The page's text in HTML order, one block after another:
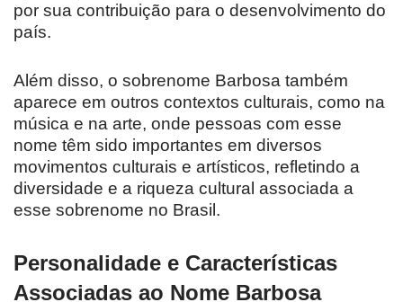
por sua contribuição para o desenvolvimento do
país.
Além disso, o sobrenome Barbosa também
aparece em outros contextos culturais, como na
música e na arte, onde pessoas com esse
nome têm sido importantes em diversos
movimentos culturais e artísticos, refletindo a
diversidade e a riqueza cultural associada a
esse sobrenome no Brasil.
Personalidade e Características
Associadas ao Nome Barbosa